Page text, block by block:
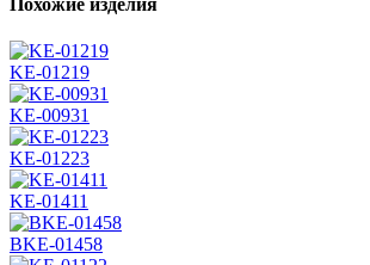
Похожие изделия
KЕ-01219
KЕ-00931
KЕ-01223
KЕ-01411
BKЕ-01458